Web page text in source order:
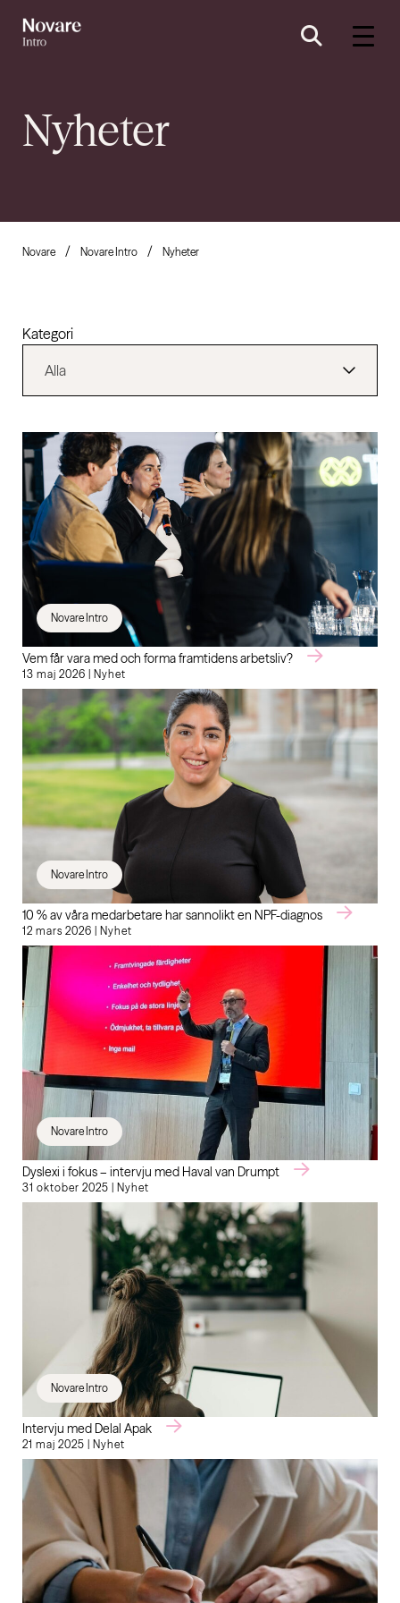
Nyheter
Novare Novare Intro Nyheter
Kategori
Novare Intro
Vem får vara med och forma framtidens arbetsliv?
13 maj 2026 | Nyhet
Novare Intro
10 % av våra medarbetare har sannolikt en NPF-diagnos
12 mars 2026 | Nyhet
Novare Intro
Dyslexi i fokus – intervju med Haval van Drumpt
31 oktober 2025 | Nyhet
Novare Intro
Intervju med Delal Apak
21 maj 2025 | Nyhet